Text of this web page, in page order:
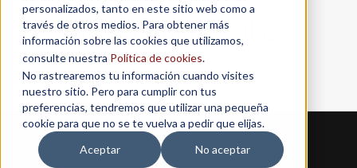
personalizados, tanto en este sitio web como a
través de otros medios. Para obtener más
información sobre las cookies que utilizamos,
consulte nuestra Política de cookies.
No rastrearemos tu información cuando visites
nuestro sitio. Pero para cumplir con tus
preferencias, tendremos que utilizar una pequeña
cookie para que no se te vuelva a pedir que elijas.
Aceptar
No aceptar
Masterclass julio
Home / Masterclass julio
PROGRAMAS